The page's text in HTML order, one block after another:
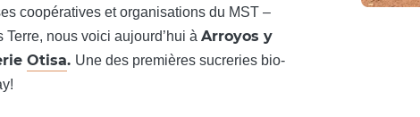
coopératives et organisations du MST –
Terre, nous voici aujourd’hui àArroyos y
Otisa. Une des premières sucreries bio-